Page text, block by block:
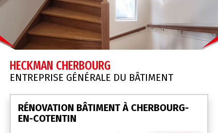
HECKMAN CHERBOURG
ENTREPRISE GÉNÉRALE DU BÂTIMENT
RÉNOVATION BÂTIMENT À CHERBOURG-
EN-COTENTIN